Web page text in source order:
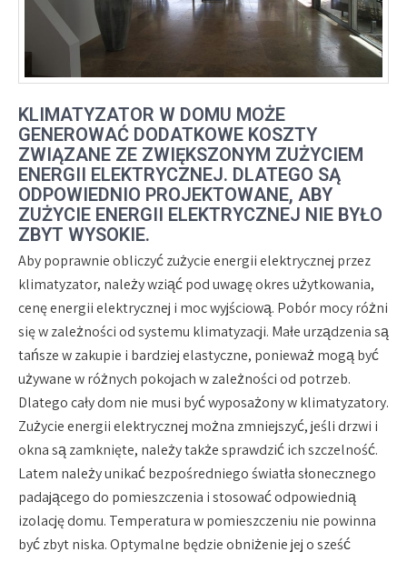
KLIMATYZATOR W DOMU MOŻE
GENEROWAĆ DODATKOWE KOSZTY
ZWIĄZANE ZE ZWIĘKSZONYM ZUŻYCIEM
ENERGII ELEKTRYCZNEJ. DLATEGO SĄ
ODPOWIEDNIO PROJEKTOWANE, ABY
ZUŻYCIE ENERGII ELEKTRYCZNEJ NIE BYŁO
ZBYT WYSOKIE.
Aby poprawnie obliczyć zużycie energii elektrycznej przez
klimatyzator, należy wziąć pod uwagę okres użytkowania,
cenę energii elektrycznej i moc wyjściową. Pobór mocy różni
się w zależności od systemu klimatyzacji. Małe urządzenia są
tańsze w zakupie i bardziej elastyczne, ponieważ mogą być
używane w różnych pokojach w zależności od potrzeb.
Dlatego cały dom nie musi być wyposażony w klimatyzatory.
Zużycie energii elektrycznej można zmniejszyć, jeśli drzwi i
okna są zamknięte, należy także sprawdzić ich szczelność.
Latem należy unikać bezpośredniego światła słonecznego
padającego do pomieszczenia i stosować odpowiednią
izolację domu. Temperatura w pomieszczeniu nie powinna
być zbyt niska. Optymalne będzie obniżenie jej o sześć